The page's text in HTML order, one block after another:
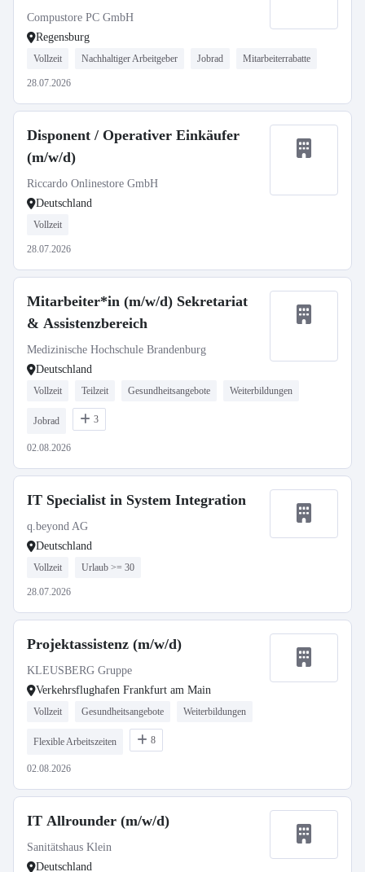
Compustore PC GmbH
Regensburg
Vollzeit Nachhaltiger Arbeitgeber Jobrad Mitarbeiterrabatte
28.07.2026
Disponent / Operativer Einkäufer
(m/w/d)
Riccardo Onlinestore GmbH
Deutschland
Vollzeit
28.07.2026
Mitarbeiter*in (m/w/d) Sekretariat
& Assistenzbereich
Medizinische Hochschule Brandenburg
Deutschland
Vollzeit Teilzeit Gesundheitsangebote Weiterbildungen
Jobrad 3
02.08.2026
IT Specialist in System Integration
q.beyond AG
Deutschland
Vollzeit Urlaub >= 30
28.07.2026
Projektassistenz (m/w/d)
KLEUSBERG Gruppe
Verkehrsflughafen Frankfurt am Main
Vollzeit Gesundheitsangebote Weiterbildungen
Flexible Arbeitszeiten 8
02.08.2026
IT Allrounder (m/w/d)
Sanitätshaus Klein
Deutschland